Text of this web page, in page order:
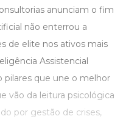
anunciam o fim
não enterrou a
de elite nos ativos mais
Assistencial
que une o melhor
vão da leitura psicológica
por gestão de crises,